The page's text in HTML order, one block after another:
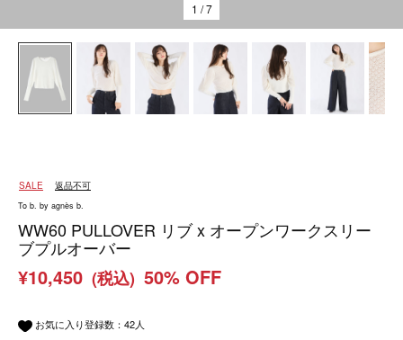
1 / 7
SALE 返品不可
To b. by agnès b.
WW60 PULLOVER リブ x オープンワークスリー
ブプルオーバー
¥10,450 (税込) 50% OFF
お気に入り登録数： 42人